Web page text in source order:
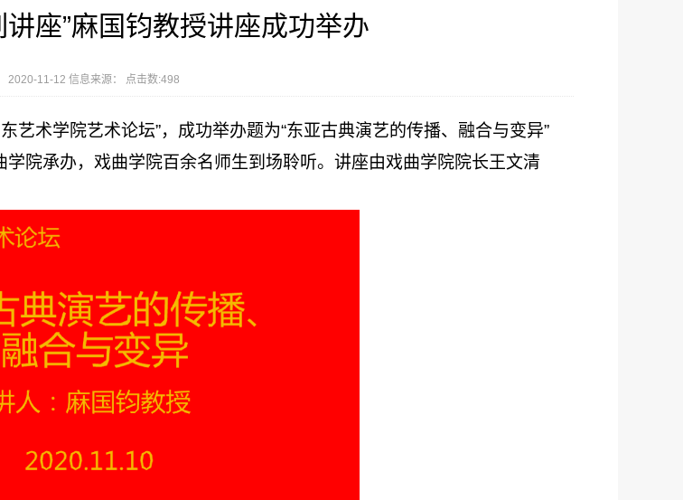
座”麻国钧教授讲座成功举办
2020-11-12 信息来源： 点击数:498
艺术学院艺术论坛”，成功举办题为“东亚古典演艺的传播、融合与变异”
院承办，戏曲学院百余名师生到场聆听。讲座由戏曲学院院长王文清